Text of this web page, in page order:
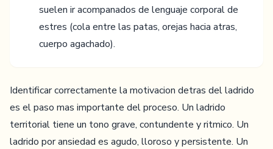
suelen ir acompanados de lenguaje corporal de
estres (cola entre las patas, orejas hacia atras,
cuerpo agachado).
Identificar correctamente la motivacion detras del ladrido
es el paso mas importante del proceso. Un ladrido
territorial tiene un tono grave, contundente y ritmico. Un
ladrido por ansiedad es agudo, lloroso y persistente. Un